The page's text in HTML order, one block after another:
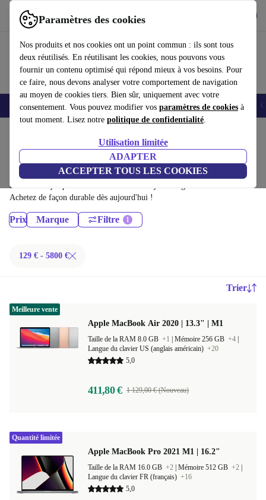
Paramètres des cookies
Nos produits et nos cookies ont un point commun : ils sont tous
deux réutilisés. En réutilisant les cookies, nous pouvons vous
fournir un contenu optimisé qui répond mieux à vos besoins. Pour
ce faire, nous devons analyser votre comportement de navigation
au moyen de cookies tiers. Bien sûr, uniquement avec votre
consentement. Vous pouvez modifier vos paramètres de cookies à
tout moment. Lisez notre politique de confidentialité.
Utilisation limitée
ADAPTER
ACCEPTER TOUS LES COOKIES
Utilisez refurbed rapidement et facilement
Smartphones Laptops Tablettes Montres connectées Accessoires
Ordinateurs portables:
Ordinateurs portables certifiés reconditionnés à moins de 5800€ –
économisez jusqu'à 40 %. Retours sous 30 jours et garantie de 12 mois.
Achetez de façon durable dès aujourd'hui !
Prix Marque Filtre
129 € - 5800 €
Trier
Apple MacBook Air 2020 | 13.3" | M1
Taille de la RAM 8.0 GB +1 Mémoire 256 GB +4
Langue du clavier US (anglais américain) +20
5,0
411,80 € 1 129,00 € (Nouveau)
Meilleure vente
Apple MacBook Pro 2021 M1 | 16.2"
Taille de la RAM 16.0 GB +2 Mémoire 512 GB +2
Langue du clavier FR (français) +16
5,0
Quantité limitée